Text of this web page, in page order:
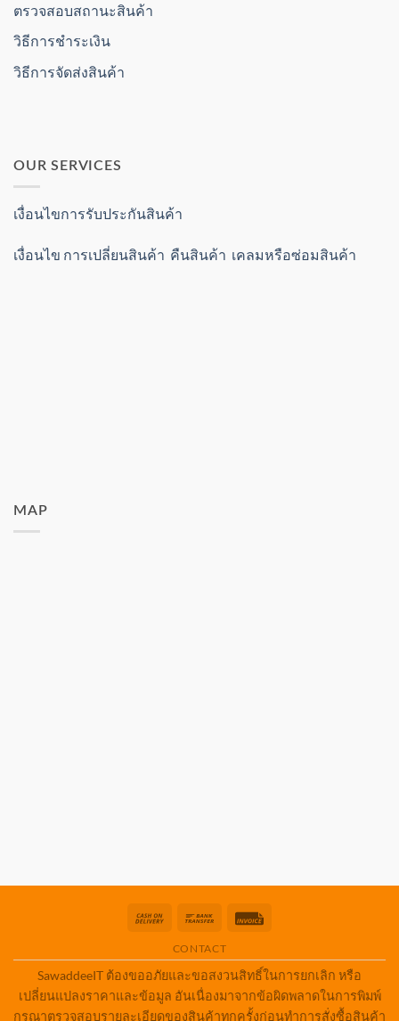
ตรวจสอบสถานะสินค้า
วิธีการชำระเงิน
วิธีการจัดส่งสินค้า
OUR SERVICES
เงื่อนไขการรับประกันสินค้า
เงื่อนไข การเปลี่ยนสินค้า คืนสินค้า เคลมหรือซ่อมสินค้า
MAP
Cash
Delivery
Bank
CONTACT
SawaddeeIT ต้องขออภัยและขอสงวนสิทธิ์ในการยกเลิก หรือ
เปลี่ยนแปลงราคาและข้อมูล อันเนื่องมาจากข้อผิดพลาดในการพิมพ์
กรุณาตรวจสอบรายละเอียดของสินค้าทุกครั้งก่อนทำการสั่งซื้อสินค้า